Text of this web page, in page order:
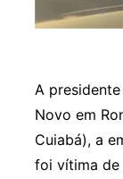
A
Novo em
Cuiabá), a
foi vítima de